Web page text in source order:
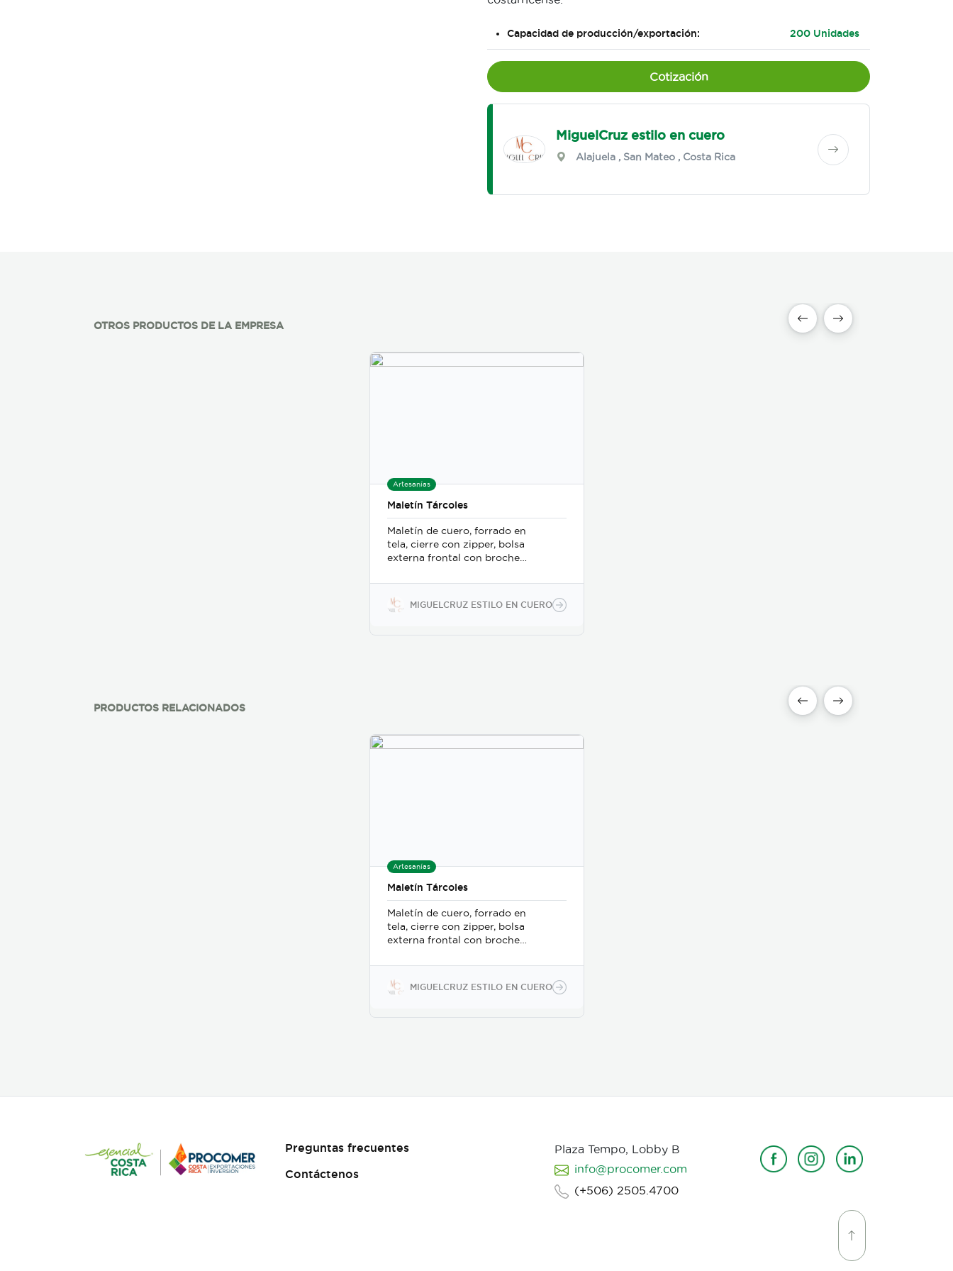
Capacidad de producción/exportación: 200 Unidades
Cotización
MiguelCruz estilo en cuero
Alajuela, San Mateo, Costa Rica
OTROS PRODUCTOS DE LA EMPRESA
Artesanías
Maletín Tárcoles
Maletín de cuero, forrado en
tela, cierre con zipper, bolsa
externa frontal con broche y
para laptop), correa larga
ajustable. Mide 40 cm ancho
x 30 cm alto x 8 cm fuelle.
MIGUELCRUZ ESTILO EN CUERO
PRODUCTOS RELACIONADOS
Artesanías
Maletín Tárcoles
Maletín de cuero, forrado en
tela, cierre con zipper, bolsa
externa frontal con broche y
para laptop), correa larga
ajustable. Mide 40 cm ancho
x 30 cm alto x 8 cm fuelle.
MIGUELCRUZ ESTILO EN CUERO
Preguntas frecuentes
Contáctenos
Plaza Tempo, Lobby B
info@procomer.com
(+506) 2505.4700